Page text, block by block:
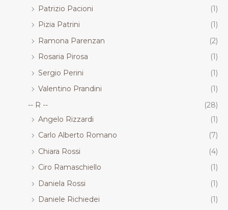
Patrizio Pacioni
(1)
Pizia Patrini
(1)
Ramona Parenzan
(2)
Rosaria Pirosa
(1)
Sergio Perini
(1)
Valentino Prandini
(1)
-- R --
(28)
Angelo Rizzardi
(1)
Carlo Alberto Romano
(7)
Chiara Rossi
(4)
Ciro Ramaschiello
(1)
Daniela Rossi
(1)
Daniele Richiedei
(1)